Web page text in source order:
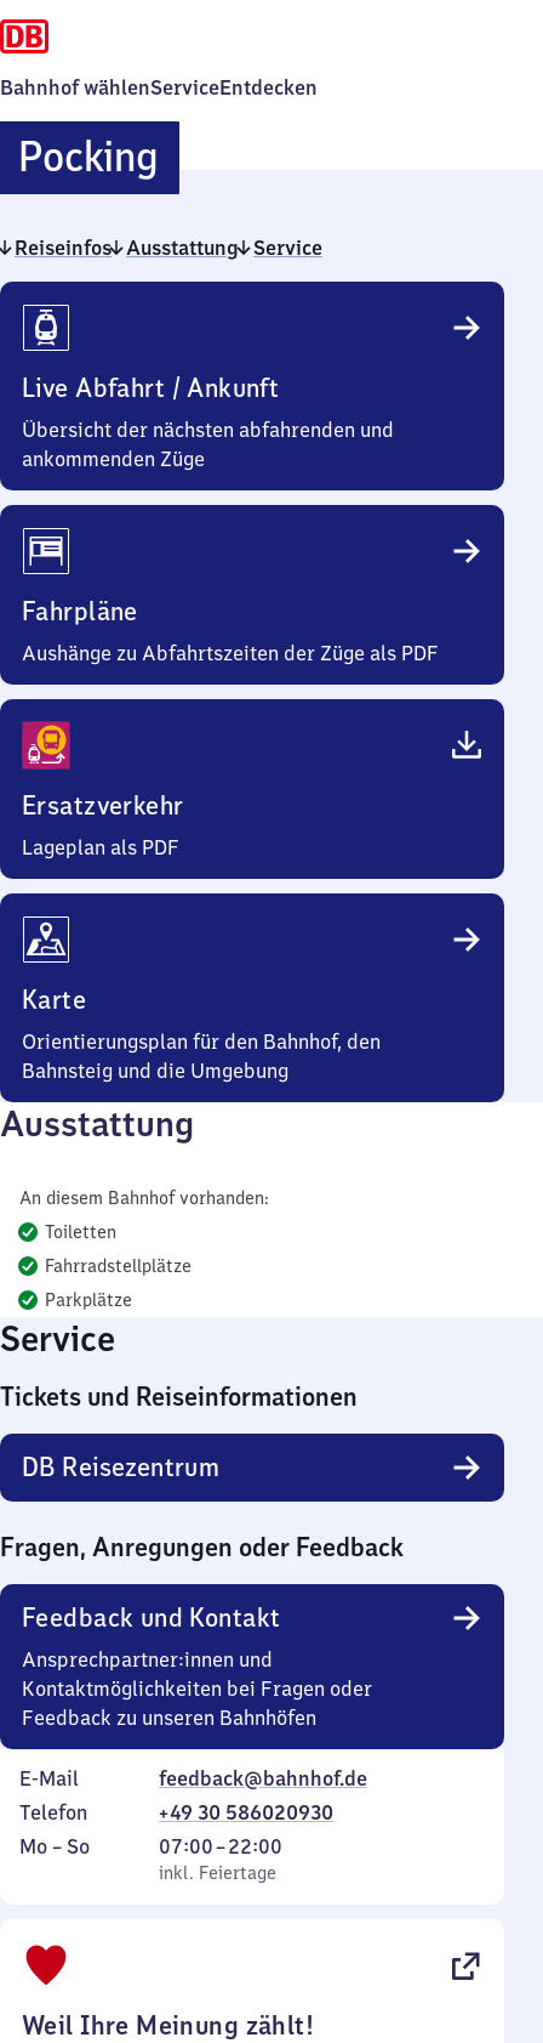
Bahnhof wählenServiceEntdecken
Pocking
Reiseinfos Ausstattung Service
Reiseinfos
Live Abfahrt / Ankunft
Übersicht der nächsten abfahrenden und
ankommenden Züge
Fahrpläne
Aushänge zu Abfahrtszeiten der Züge als PDF
Ersatzverkehr
Lageplan als PDF
Karte
Orientierungsplan für den Bahnhof, den
Bahnsteig und die Umgebung
Ausstattung
An diesem Bahnhof vorhanden:
Toiletten
Fahrradstellplätze
Parkplätze
Service
Tickets und Reiseinformationen
DB Reisezentrum
Fragen, Anregungen oder Feedback
Feedback und Kontakt
Ansprechpartner:innen und
Kontaktmöglichkeiten bei Fragen oder
Feedback zu unseren Bahnhöfen
E-Mail
feedback@bahnhof.de
Telefon
+49 30 586020930
Montag
Mo – So,
inkl. Feiertage
07:00–22:00
Von
7
inkl. Feiertage
Weil Ihre Meinung zählt!